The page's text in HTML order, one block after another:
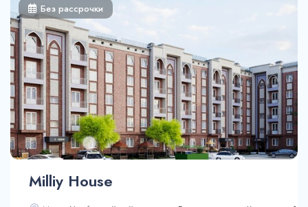
91.33 м²
92.47 м²
108.27 м²
128.66 м²
129.18 м²
Без рассрочки
Milliy House